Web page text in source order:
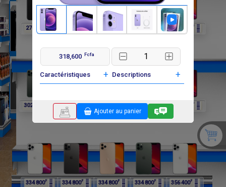
318,600 Fcfa
Caractéristiques + Descriptions +
Ajouter au panier
270 000 F 270 000 302 400 302 400 302 400 F
302 400 334 800 F F 334 800F 334 800 F
334 800F 334 800F 334 800F 334 800F 356 400F